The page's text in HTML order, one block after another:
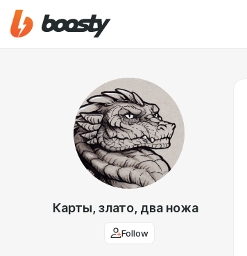
Карты, злато, два ножа
Follow